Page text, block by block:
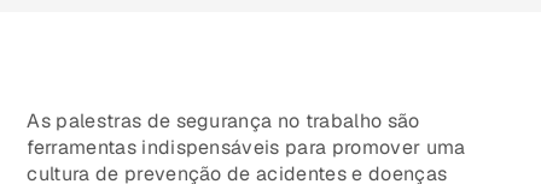
As palestras de segurança no trabalho são
ferramentas indispensáveis para promover uma
cultura de prevenção de acidentes e doenças